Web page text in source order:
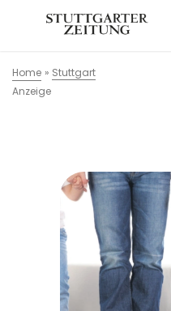
Home » Stuttgart
Anzeige